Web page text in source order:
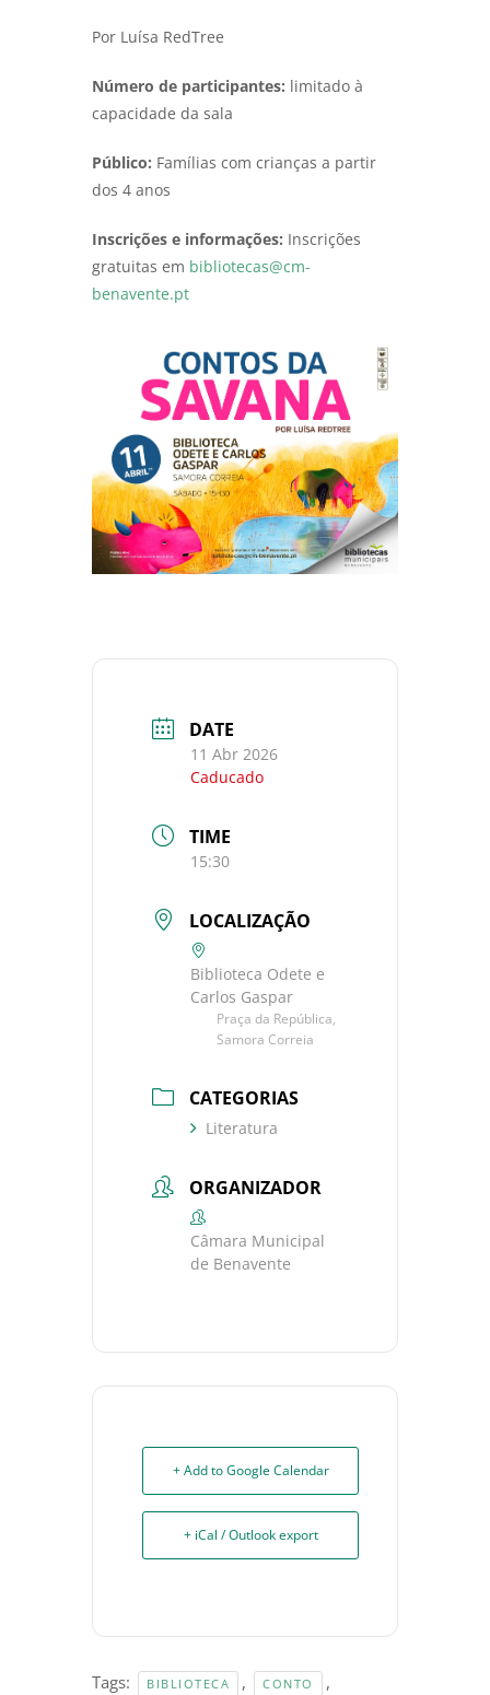
Por Luísa RedTree
Número de participantes: limitado à
capacidade da sala
Público: Famílias com crianças a partir
dos 4 anos
Inscrições e informações: Inscrições
gratuitas em bibliotecas@cm-
benavente.pt
DATE
11 Abr 2026
Caducado
TIME
15:30
LOCALIZAÇÃO
Biblioteca Odete e
Carlos Gaspar
Praça da República,
Samora Correia
CATEGORIAS
Literatura
ORGANIZADOR
Câmara Municipal
de Benavente
+ Add to Google Calendar
+ iCal / Outlook export
Tags: BIBLIOTECA , CONTO ,